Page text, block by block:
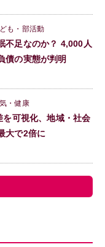
も・部活動
不足なのか？ 4,000人
債の実態が判明
・健康
可視化、地域・社会
大で2倍に